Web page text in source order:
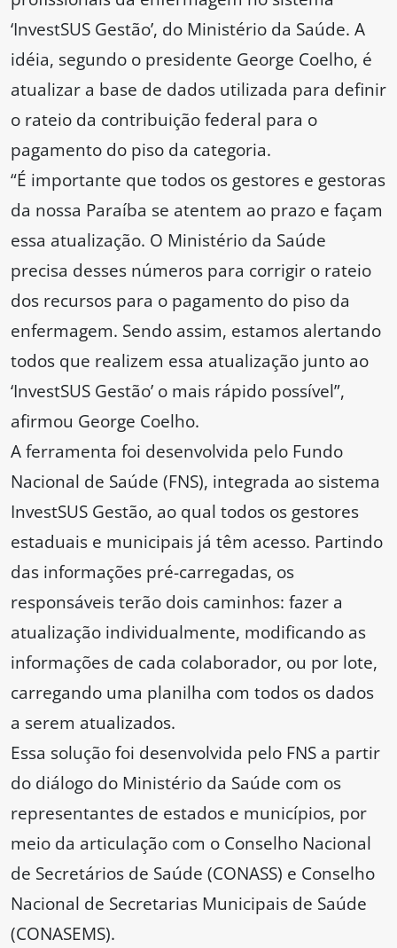
‘InvestSUS Gestão’, do Ministério da Saúde. A
idéia, segundo o presidente George Coelho, é
atualizar a base de dados utilizada para definir
o rateio da contribuição federal para o
pagamento do piso da categoria.
“É importante que todos os gestores e gestoras
da nossa Paraíba se atentem ao prazo e façam
essa atualização. O Ministério da Saúde
precisa desses números para corrigir o rateio
dos recursos para o pagamento do piso da
enfermagem. Sendo assim, estamos alertando
todos que realizem essa atualização junto ao
‘InvestSUS Gestão’ o mais rápido possível”,
afirmou George Coelho.
A ferramenta foi desenvolvida pelo Fundo
Nacional de Saúde (FNS), integrada ao sistema
InvestSUS Gestão, ao qual todos os gestores
estaduais e municipais já têm acesso. Partindo
das informações pré-carregadas, os
responsáveis terão dois caminhos: fazer a
atualização individualmente, modificando as
informações de cada colaborador, ou por lote,
carregando uma planilha com todos os dados
a serem atualizados.
Essa solução foi desenvolvida pelo FNS a partir
do diálogo do Ministério da Saúde com os
representantes de estados e municípios, por
meio da articulação com o Conselho Nacional
de Secretários de Saúde (CONASS) e Conselho
Nacional de Secretarias Municipais de Saúde
(CONASEMS).